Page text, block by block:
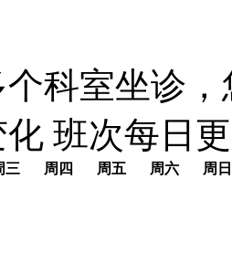
科室坐诊
化 班次每日
三 周四 周五 周六 周日